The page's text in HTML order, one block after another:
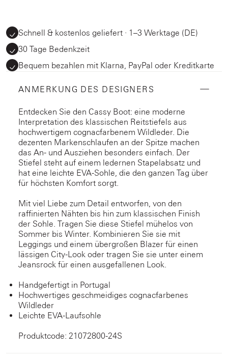
Schnell & kostenlos geliefert · 1–3 Werktage (DE)
30 Tage Bedenkzeit
Bequem bezahlen mit Klarna, PayPal oder Kreditkarte
ANMERKUNG DES DESIGNERS
Entdecken Sie den Cassy Boot: eine moderne
Interpretation des klassischen Reitstiefels aus
hochwertigem cognacfarbenem Wildleder. Die
dezenten Markenschlaufen an der Spitze machen
das An- und Ausziehen besonders einfach. Der
Stiefel steht auf einem ledernen Stapelabsatz und
hat eine leichte EVA-Sohle, die den ganzen Tag über
für höchsten Komfort sorgt.
Mit viel Liebe zum Detail entworfen, von den
raffinierten Nähten bis hin zum klassischen Finish
der Sohle. Tragen Sie diese Stiefel mühelos von
Sommer bis Winter. Kombinieren Sie sie mit
Leggings und einem übergroßen Blazer für einen
lässigen City-Look oder tragen Sie sie unter einem
Jeansrock für einen ausgefallenen Look.
Handgefertigt in Portugal
Hochwertiges geschmeidiges cognacfarbenes
Wildleder
Leichte EVA-Laufsohle
Produktcode: 21072800-24S